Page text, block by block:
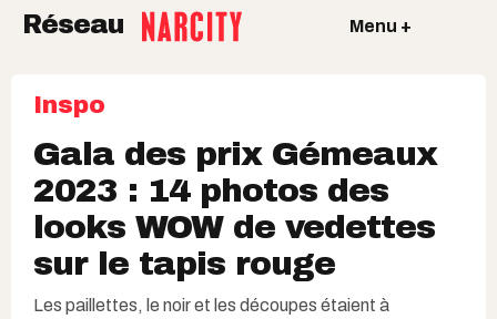
Réseau Menu +
Inspo
Gala des prix Gémeaux
2023 : 14 photos des
looks WOW de vedettes
sur le tapis rouge
Les paillettes, le noir et les découpes étaient à